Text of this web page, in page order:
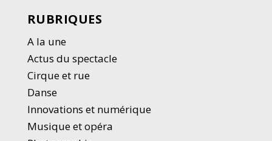
RUBRIQUES
A la une
Actus du spectacle
Cirque et rue
Danse
Innovations et numérique
Musique et opéra